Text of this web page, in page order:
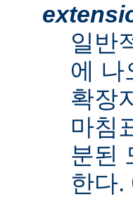
일반
에 나
확장
마침
분된
한다.